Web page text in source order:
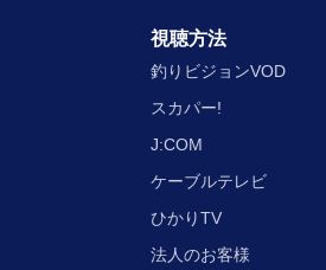
視聴方法
釣りビジョンVOD
スカパー!
J:COM
ケーブルテレビ
ひかりTV
法人のお客様